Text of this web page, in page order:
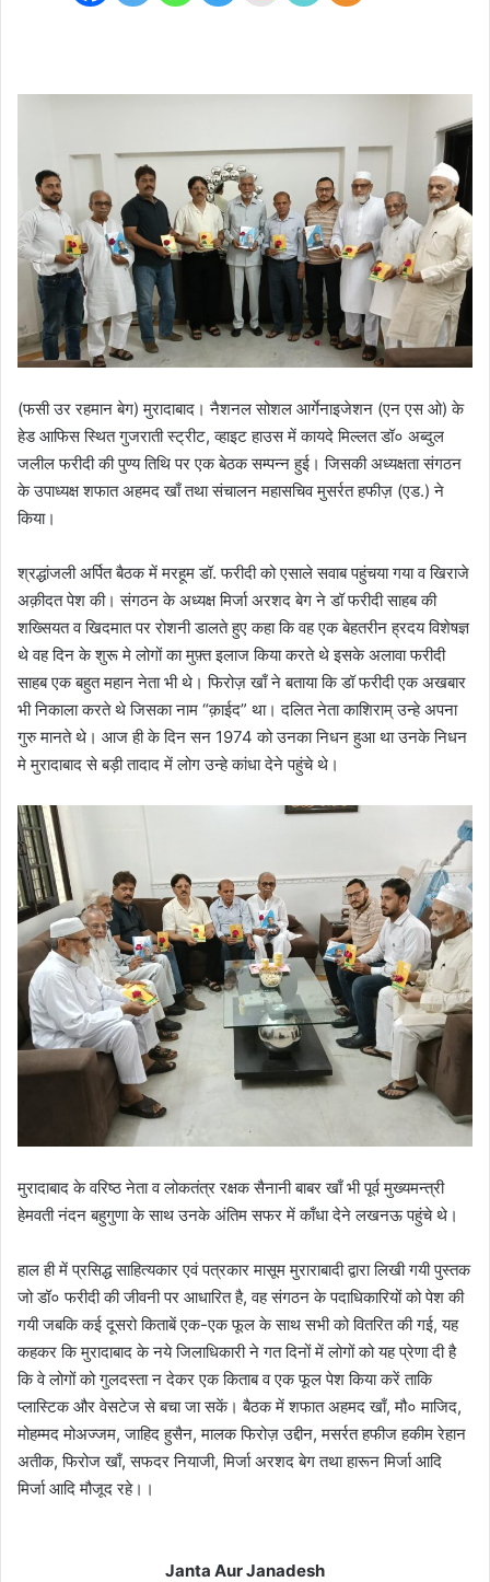
(फसी उर रहमान बेग) मुरादाबाद। नैशनल सोशल आर्गेनाइजेशन (एन एस ओ) के
हेड आफिस स्थित गुजराती स्ट्रीट, व्हाइट हाउस में कायदे मिल्लत डॉ० अब्दुल
जलील फरीदी की पुण्य तिथि पर एक बेठक सम्पन्न हुई। जिसकी अध्यक्षता संगठन
के उपाध्यक्ष शफात अहमद खाँ तथा संचालन महासचिव मुसर्रत हफीज़ (एड.) ने
किया।
श्रद्धांजली अर्पित बैठक में मरहूम डॉ. फरीदी को एसाले सवाब पहुंचया गया व खिराजे
अक़ीदत पेश की। संगठन के अध्यक्ष मिर्जा अरशद बेग ने डॉ फरीदी साहब की
शख्सियत व खिद‌मात पर रोशनी डालते हुए कहा कि वह एक बेहतरीन ह्रदय विशेषज्ञ
थे वह दिन के शुरू मे लोगों का मुफ़्त इलाज किया करते थे इसके अलावा फरीदी
साहब एक बहुत महान नेता भी थे। फिरोज़ खाँ ने बताया कि डॉ फरीदी एक अखबार
भी निकाला करते थे जिसका नाम “क़ाईद” था। दलित नेता काशिराम् उन्हे अपना
गुरु मानते थे। आज ही के दिन सन 1974 को उनका निधन हुआ था उनके निधन
मे मुरादाबाद से बड़ी तादाद में लोग उन्हे कांधा देने पहुंचे थे।
मुरादाबाद के वरिष्ठ नेता व लोकतंत्र रक्षक सैनानी बाबर खाँ भी पूर्व मुख्यमन्त्री
हेमवती नंदन बहुगुणा के साथ उनके अंतिम सफर में काँधा देने लखनऊ पहुंचे थे।
हाल ही में प्रसिद्ध साहित्यकार एवं पत्रकार मासूम मुराराबादी द्वारा लिखी गयी पुस्तक
जो डॉ० फरीदी की जीवनी पर आधारित है, वह संगठन के पदाधिकारियों को पेश की
गयी जबकि कई दूसरो किताबें एक-एक फूल के साथ सभी को वितरित की गई, यह
कहकर कि मुरादाबाद के नये जिलाधिकारी ने गत दिनों में लोगों को यह प्रेणा दी है
कि वे लोगों को गुलदस्ता न देकर एक किताब व एक फूल पेश किया करें ताकि
प्लास्टिक और वेसटेज से बचा जा सकें। बैठक में शफात अहमद खाँ, मौ० माजिद,
मोहम्मद मोअज्जम, जाहिद हुसैन, मालक फिरोज़ उद्दीन, मसर्रत हफीज हकीम रेहान
अतीक, फिरोज खाँ, सफदर नियाजी, मिर्जा अरशद बेग तथा हारून मिर्जा आदि
मिर्जा आदि मौजूद रहे।।
Janta Aur Janadesh